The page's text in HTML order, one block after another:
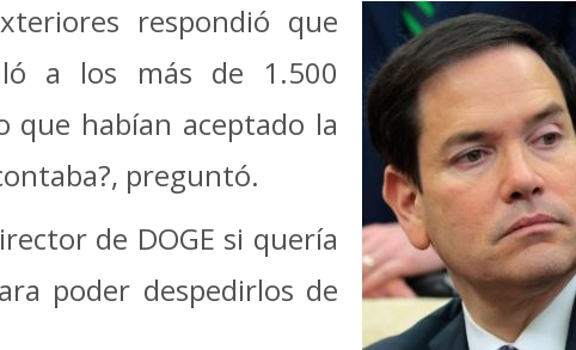
respondió que
a los más de 1.500
que habían aceptado la
preguntó.
de DOGE si quería
poder despedirlos de